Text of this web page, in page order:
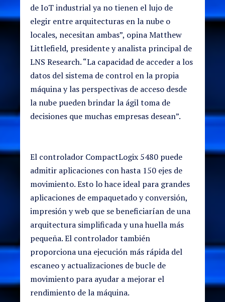
de IoT industrial ya no tienen el lujo de
elegir entre arquitecturas en la nube o
locales, necesitan ambas”, opina Matthew
Littlefield, presidente y analista principal de
LNS Research. “La capacidad de acceder a los
datos del sistema de control en la propia
máquina y las perspectivas de acceso desde
la nube pueden brindar la ágil toma de
decisiones que muchas empresas desean”.
El controlador CompactLogix 5480 puede
admitir aplicaciones con hasta 150 ejes de
movimiento. Esto lo hace ideal para grandes
aplicaciones de empaquetado y conversión,
impresión y web que se beneficiarían de una
arquitectura simplificada y una huella más
pequeña. El controlador también
proporciona una ejecución más rápida del
escaneo y actualizaciones de bucle de
movimiento para ayudar a mejorar el
rendimiento de la máquina.